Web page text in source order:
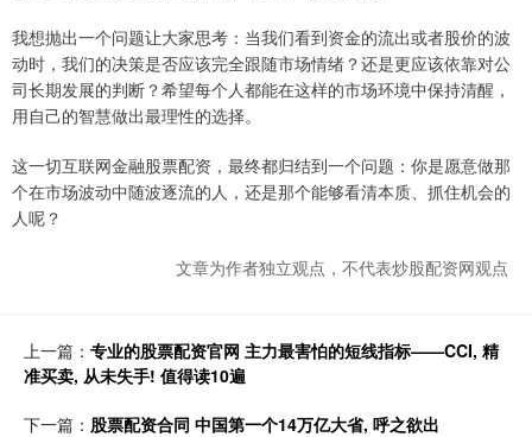
我想抛出一个问题让大家思考：当我们看到资金的流出或者股价的波
动时，我们的决策是否应该完全跟随市场情绪？还是更应该依靠对公
司长期发展的判断？希望每个人都能在这样的市场环境中保持清醒，
用自己的智慧做出最理性的选择。
这一切互联网金融股票配资，最终都归结到一个问题：你是愿意做那
个在市场波动中随波逐流的人，还是那个能够看清本质、抓住机会的
人呢？
文章为作者独立观点，不代表炒股配资网观点
上一篇： 专业的股票配资官网 主力最害怕的短线指标——CCI, 精
准买卖, 从未失手! 值得读10遍
下一篇： 股票配资合同 中国第一个14万亿大省, 呼之欲出